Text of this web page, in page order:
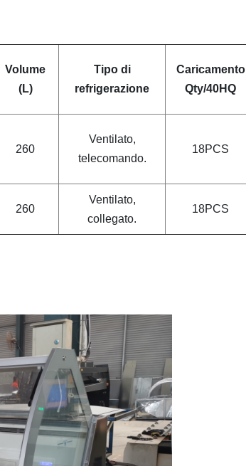
Volume
(L)
Tipo di
refrigerazione
Caricamento
Qty/40HQ
260
Ventilato,
telecomando.
18PCS
260
Ventilato,
collegato.
18PCS